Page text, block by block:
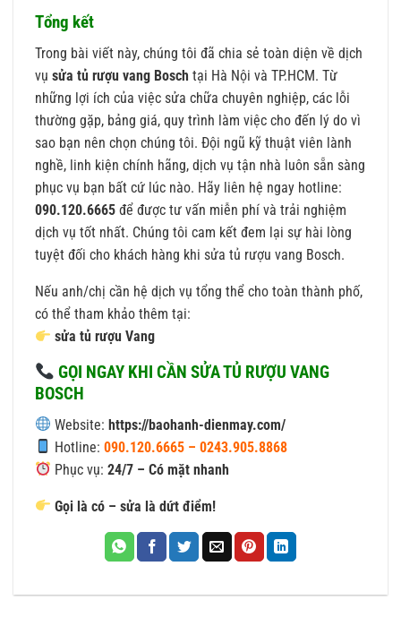
Tổng kết
Trong bài viết này, chúng tôi đã chia sẻ toàn diện về dịch
vụ sửa tủ rượu vang Bosch tại Hà Nội và TP.HCM. Từ
những lợi ích của việc sửa chữa chuyên nghiệp, các lỗi
thường gặp, bảng giá, quy trình làm việc cho đến lý do vì
sao bạn nên chọn chúng tôi. Đội ngũ kỹ thuật viên lành
nghề, linh kiện chính hãng, dịch vụ tận nhà luôn sẵn sàng
phục vụ bạn bất cứ lúc nào. Hãy liên hệ ngay hotline:
090.120.6665 để được tư vấn miễn phí và trải nghiệm
dịch vụ tốt nhất. Chúng tôi cam kết đem lại sự hài lòng
tuyệt đối cho khách hàng khi sửa tủ rượu vang Bosch.
Nếu anh/chị cần hệ dịch vụ tổng thể cho toàn thành phố,
có thể tham khảo thêm tại:
sửa tủ rượu Vang
GỌI NGAY KHI CẦN SỬA TỦ RƯỢU VANG
BOSCH
Website:https://baohanh-dienmay.com/
Hotline:090.120.6665 – 0243.905.8868
Phục vụ:24/7 – Có mặt nhanh
Gọi là có – sửa là dứt điểm!